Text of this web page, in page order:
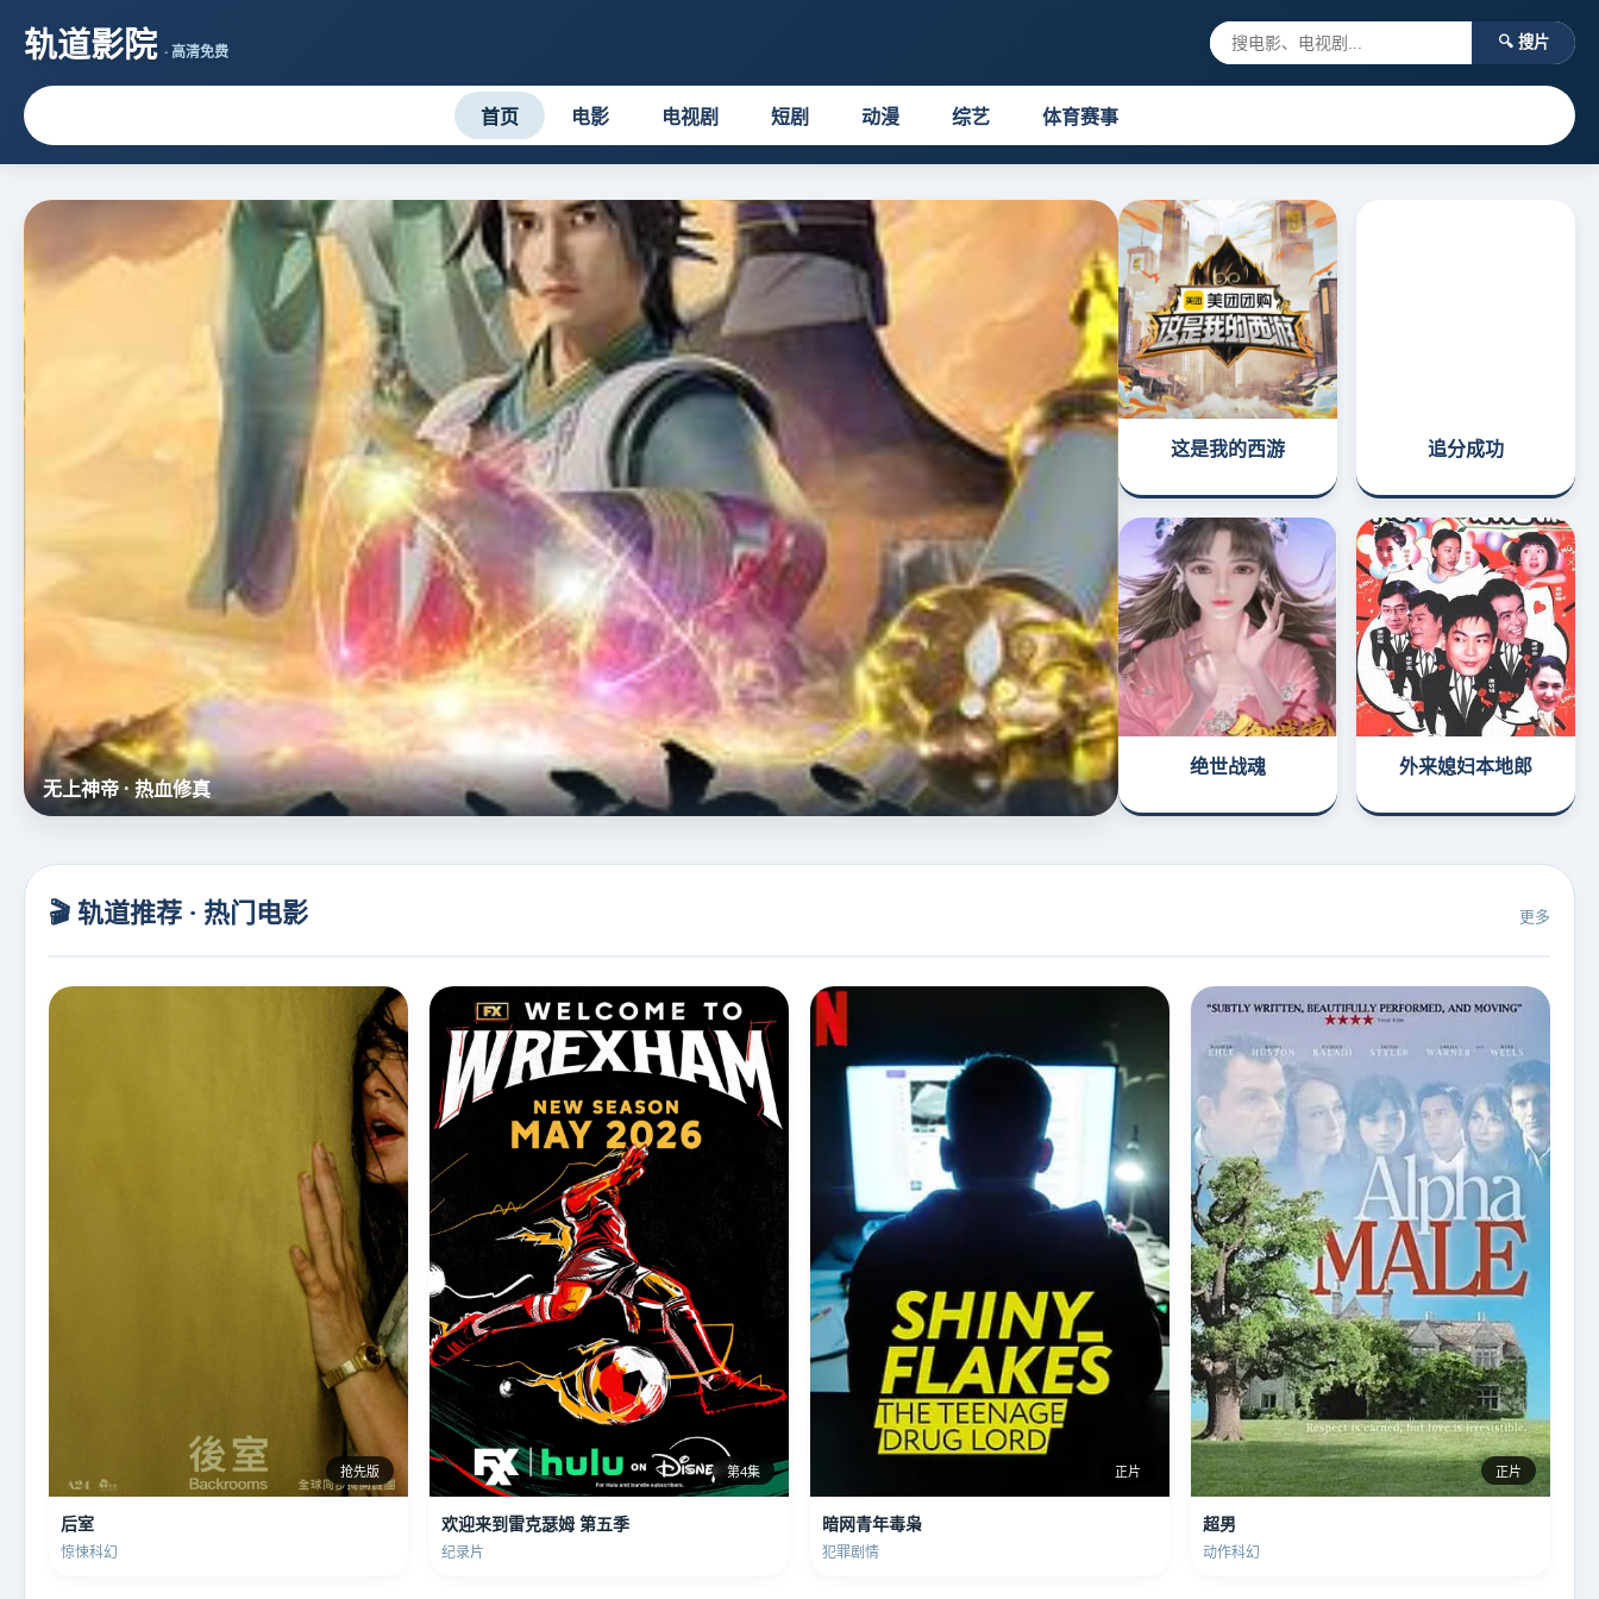
轨道影院 · 高清免费 🔍 搜片
首页 电影 电视剧 短剧 动漫 综艺 体育赛事
名侦探柯南（中配）
这是我的西游 追分成功
绝世战魂 外来媳妇本地郎
🎬 轨道推荐 · 热门电影 更多
抢先版
后室
惊悚科幻
第4集
欢迎来到雷克瑟姆 第五季
纪录片
正片
暗网青年毒枭
犯罪剧情
正片
超男
动作科幻